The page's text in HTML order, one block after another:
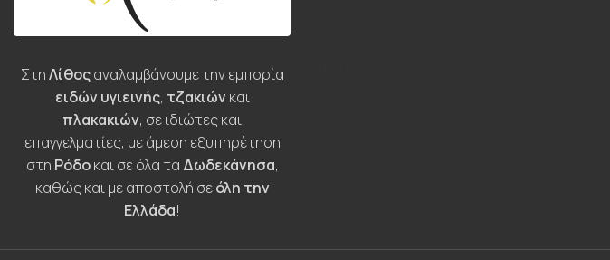
ΣτηΛίθοςαναλαμβάνουμε την εμπορία
ειδών υγιεινής, τζακιών και
πλακακιών, σε ιδιώτες και
επαγγελματίες, με άμεση εξυπηρέτηση
στη Ρόδοκαι σε όλα τα Δωδεκάνησα,
καθώς και με αποστολή σεόλη την
Ελλάδα!